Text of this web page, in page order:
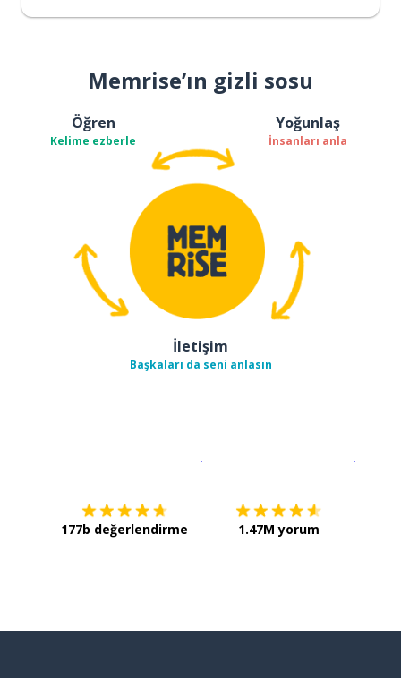
Memrise’ın gizli sosu
Öğren
Kelime ezberle
Yoğunlaş
İnsanları anla
İletişim
Başkaları da seni anlasın
177b değerlendirme 1.47M yorum